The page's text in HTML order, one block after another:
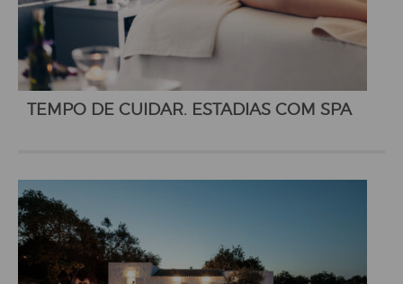
TEMPO DE CUIDAR. ESTADIAS COM SPA